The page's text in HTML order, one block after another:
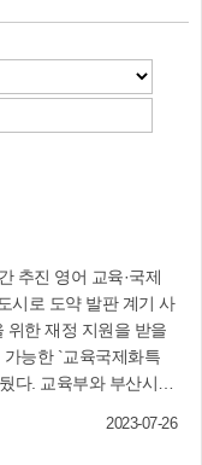
추진 영어 교육·국제
로 도약 발판 계기 사
위한 재정 지원을 받을
능한 `교육국제화특
산시교
2023-07-26